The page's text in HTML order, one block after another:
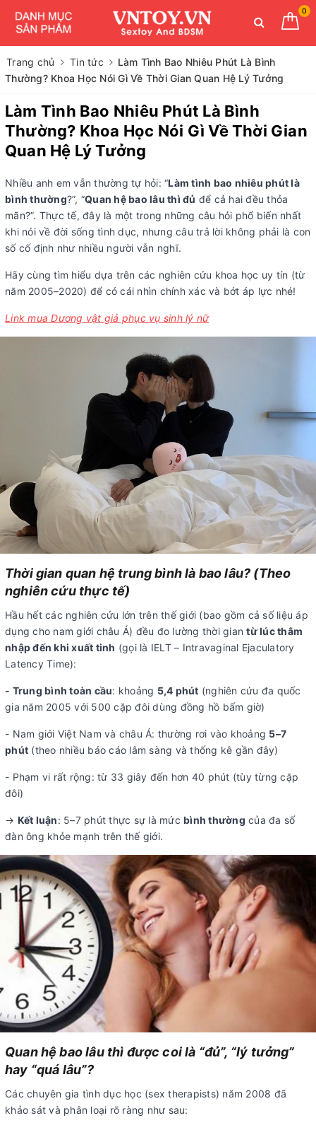
0
Trang chủ Tin tức
Làm Tình Bao Nhiêu Phút Là Bình
Thường? Khoa Học Nói Gì Về Thời Gian Quan Hệ Lý Tưởng
Làm Tình Bao Nhiêu Phút Là Bình
Thường? Khoa Học Nói Gì Về Thời Gian
Quan Hệ Lý Tưởng
Nhiều anh em vẫn thường tự hỏi: “Làm tình bao nhiêu phút là
bình thường?”, “Quan hệ bao lâu thì đủ để cả hai đều thỏa
mãn?”. Thực tế, đây là một trong những câu hỏi phổ biến nhất
khi nói về đời sống tình dục, nhưng câu trả lời không phải là con
số cố định như nhiều người vẫn nghĩ.
Hãy cùng tìm hiểu dựa trên các nghiên cứu khoa học uy tín (từ
năm 2005–2020) để có cái nhìn chính xác và bớt áp lực nhé!
Link mua Dương vật giả phục vụ sinh lý nữ
Thời gian quan hệ trung bình là bao lâu? (Theo
nghiên cứu thực tế)
Hầu hết các nghiên cứu lớn trên thế giới (bao gồm cả số liệu áp
dụng cho nam giới châu Á) đều đo lường thời giantừ lúc thâm
nhập đến khi xuất tinh (gọi là IELT – Intravaginal Ejaculatory
Latency Time):
- Trung bình toàn cầu: khoảng 5,4 phút (nghiên cứu đa quốc
gia năm 2005 với 500 cặp đôi dùng đồng hồ bấm giờ)
- Nam giới Việt Nam và châu Á: thường rơi vào khoảng 5–7
phút (theo nhiều báo cáo lâm sàng và thống kê gần đây)
- Phạm vi rất rộng: từ 33 giây đến hơn 40 phút (tùy từng cặp
đôi)
→ Kết luận: 5–7 phút thực sự là mức bình thường của đa số
đàn ông khỏe mạnh trên thế giới.
Quan hệ bao lâu thì được coi là “đủ”, “lý tưởng”
hay “quá lâu”?
Các chuyên gia tình dục học (sex therapists) năm 2008 đã
khảo sát và phân loại rõ ràng như sau: